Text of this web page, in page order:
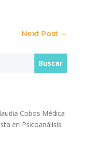
Next Post →
Cobos Médica
en Psicoanálisis